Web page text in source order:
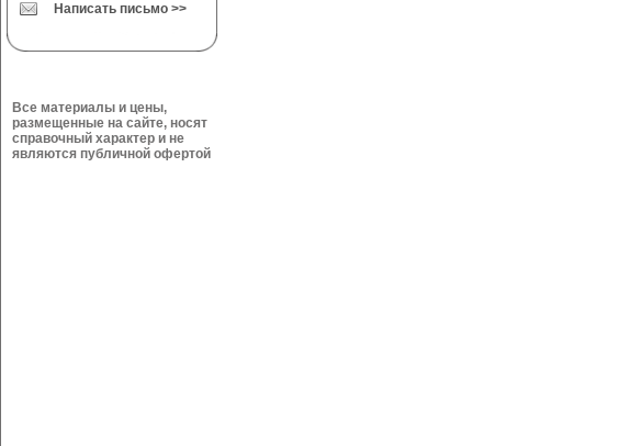
Написать письмо >>
Все материалы и цены,
размещенные на сайте, носят
справочный характер и не
являются публичной офертой